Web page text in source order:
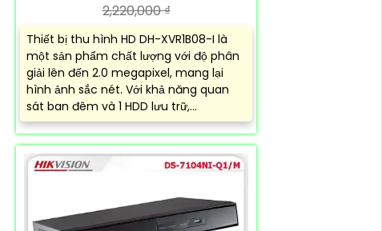
2,220,000 ₫
Thiết bị thu hình HD DH-XVR1B08-I là
một sản phẩm chất lượng với độ phân
giải lên đến 2.0 megapixel, mang lại
hình ảnh sắc nét. Với khả năng quan
sát ban đêm và 1 HDD lưu trữ,...